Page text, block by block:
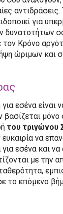
αντιδράσεις.
για
δυνατοτήτων
τον Κρόνο
ώριμων και
εσένα είναι
βασίζεται μόνο
του τριγώνου
ευκαιρία να
εσένα και
με την
το επόμενο